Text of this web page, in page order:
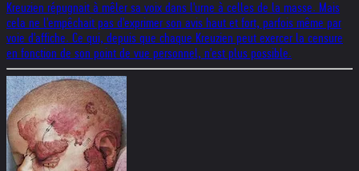
Kreuzien répugnait à mêler sa voix dans l'urne à celles de la masse. Mais
cela ne l'empêchait pas d'exprimer son avis haut et fort, parfois même par
voie d'affiche. Ce qui, depuis que chaque Kreuzien peut exercer la censure
en fonction de son point de vue personnel, n'est plus possible.